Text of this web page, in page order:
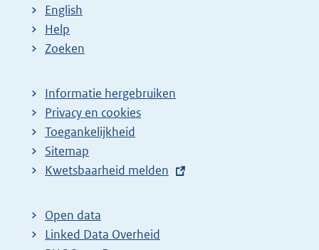
English
Help
Zoeken
Informatie hergebruiken
Privacy en cookies
Toegankelijkheid
Sitemap
E
t
e
Kwetsbaarheid melden
Open data
Linked Data Overheid